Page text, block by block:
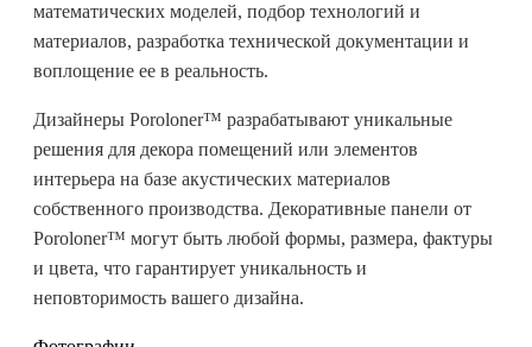
математических моделей, подбор технологий и
материалов, разработка технической документации и
воплощение ее в реальность.
Дизайнеры Poroloner™ разрабатывают уникальные
решения для декора помещений или элементов
интерьера на базе акустических материалов
собственного производства. Декоративные панели от
Poroloner™ могут быть любой формы, размера, фактуры
и цвета, что гарантирует уникальность и
неповторимость вашего дизайна.